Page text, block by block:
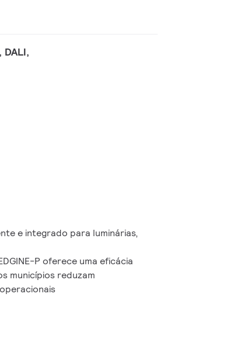
e integrado para luminárias,
P oferece uma eficácia
municípios reduzam